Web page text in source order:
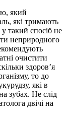
який
які тримають
такий спосіб не
неприродного
очистити
здоров’я
то до
які в
зубах. Не слід
двічі на